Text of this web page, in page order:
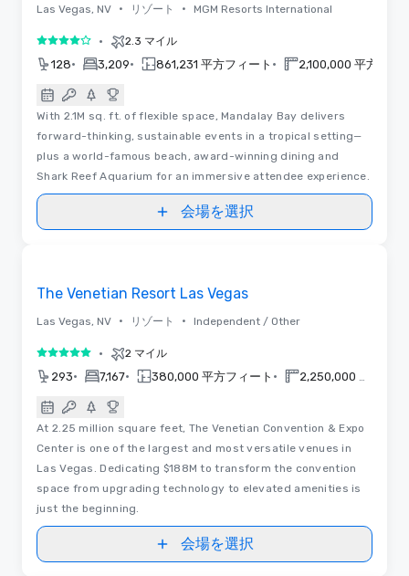
Las Vegas, NV • リゾート • MGM Resorts International
5 中の 4 • 2.3 マイル
128• 3,209• 861,231 平方フィート • 2,100,000 平方フィ
With 2.1M sq. ft. of flexible space, Mandalay Bay delivers
forward-thinking, sustainable events in a tropical setting—
plus a world-famous beach, award-winning dining and
Shark Reef Aquarium for an immersive attendee experience.
会場を選択
The Venetian Resort Las Vegas
Las Vegas, NV • リゾート • Independent / Other
5 中の 5 • 2 マイル
293• 7,167• 380,000 平方フィート •
At 2.25 million square feet, The Venetian Convention & Expo
Center is one of the largest and most versatile venues in
Las Vegas. Dedicating $188M to transform the convention
space from upgrading technology to elevated amenities is
just the beginning.
会場を選択